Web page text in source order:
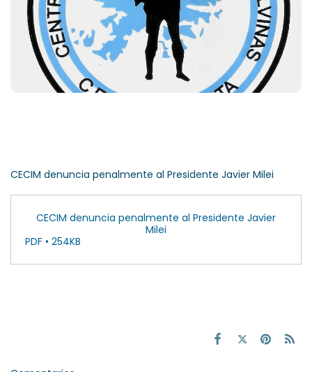
CECIM denuncia penalmente al Presidente Javier Milei
CECIM denuncia penalmente al Presidente Javier
Milei
PDF • 254KB